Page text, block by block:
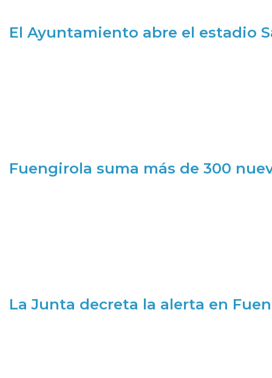
El Ayuntamiento abre el estadio
Fuengirola suma más de 300
La Junta decreta la alerta en